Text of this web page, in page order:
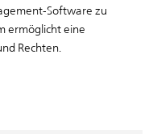
Software zu
ermöglichteine
Rechten.